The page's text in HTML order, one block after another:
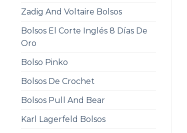
Zadig And Voltaire Bolsos
Bolsos El Corte Inglés 8 Días De
Oro
Bolso Pinko
Bolsos De Crochet
Bolsos Pull And Bear
Karl Lagerfeld Bolsos